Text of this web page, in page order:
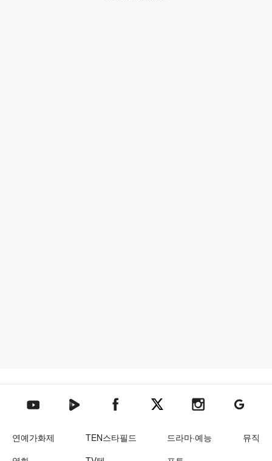
텐아시아 유튜브텐아시아 네이버TV텐아시아 페이스북텐아시아 엑스텐아시아 인스타그램
텐아시아
연예가화제 TEN스타필드 드라마·예능
뮤직